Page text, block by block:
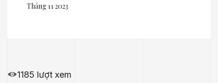
Tháng 11 2023
1185 lượt xem